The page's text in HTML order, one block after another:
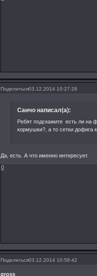
Поделиться03.12.2014 10:27:28
Санчо написал(а):
Ребят подскажите есть ли на
кормушки?, а то сетки дофига
Да, есть. А что именно интересует.
0
Поделиться03.12.2014 10:58:42
gross